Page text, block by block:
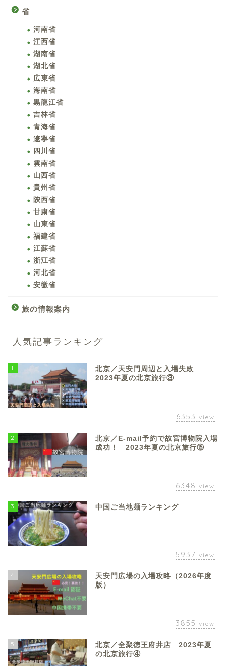
省
河南省
江西省
湖南省
湖北省
広東省
海南省
黒龍江省
吉林省
青海省
遼寧省
四川省
雲南省
山西省
貴州省
陝西省
甘粛省
山東省
福建省
江蘇省
浙江省
河北省
安徽省
旅の情報案内
人気記事ランキング
1
北京／天安門周辺と入場失敗
2023年夏の北京旅行③
6353 view
2
北京／E-mail予約で故宮博物院入場
成功！ 2023年夏の北京旅行⑮
6348 view
3 中国ご当地麺ランキング
5937 view
4
天安門広場の入場攻略（2026年度
版）
3855 view
5
北京／全聚徳王府井店 2023年夏
の北京旅行④